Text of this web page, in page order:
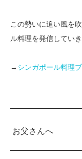
この勢いに追い風を
ル料理を発信していき
→ シンガポール料理
お父さんへ